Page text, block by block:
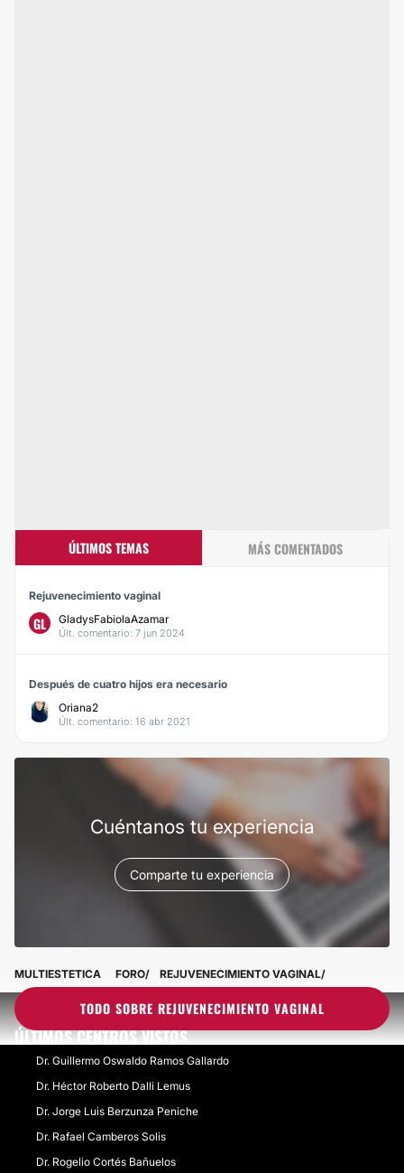
ÚLTIMOS TEMAS MÁS COMENTADOS
Rejuvenecimiento vaginal
GL GladysFabiolaAzamar
Últ. comentario: 7 jun 2024
Después de cuatro hijos era necesario
Oriana2
Últ. comentario: 16 abr 2021
Cuéntanos tu experiencia
Comparte tu experiencia
TODO SOBRE REJUVENECIMIENTO VAGINAL
MULTIESTETICA FORO REJUVENECIMIENTO VAGINAL
ÚLTIMOS CENTROS VISTOS
Dr. Guillermo Oswaldo Ramos Gallardo
Dr. Héctor Roberto Dalli Lemus
Dr. Jorge Luis Berzunza Peniche
Dr. Rafael Camberos Solis
Dr. Rogelio Cortés Bañuelos